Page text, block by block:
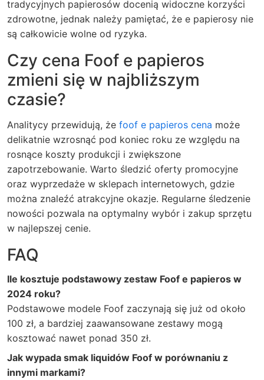
tradycyjnych papierosów docenią widoczne korzyści
zdrowotne, jednak należy pamiętać, że e papierosy nie
są całkowicie wolne od ryzyka.
Czy cena Foof e papieros
zmieni się w najbliższym
czasie?
Analitycy przewidują, że foof e papieros cena może
delikatnie wzrosnąć pod koniec roku ze względu na
rosnące koszty produkcji i zwiększone
zapotrzebowanie. Warto śledzić oferty promocyjne
oraz wyprzedaże w sklepach internetowych, gdzie
można znaleźć atrakcyjne okazje. Regularne śledzenie
nowości pozwala na optymalny wybór i zakup sprzętu
w najlepszej cenie.
FAQ
Ile kosztuje podstawowy zestaw Foof e papieros w
2024 roku?
Podstawowe modele Foof zaczynają się już od około
100 zł, a bardziej zaawansowane zestawy mogą
kosztować nawet ponad 350 zł.
Jak wypada smak liquidów Foof w porównaniu z
innymi markami?